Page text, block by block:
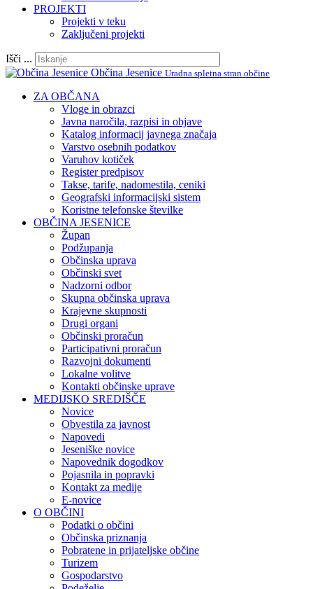
PROJEKTI
Projekti v teku
Zaključeni projekti
Išči ...
Občina Jesenice Uradna spletna stran občine
ZA OBČANA
Vloge in obrazci
Javna naročila, razpisi in objave
Katalog informacij javnega značaja
Varstvo osebnih podatkov
Varuhov kotiček
Register predpisov
Takse, tarife, nadomestila, ceniki
Geografski informacijski sistem
Koristne telefonske številke
OBČINA JESENICE
Župan
Podžupanja
Občinska uprava
Občinski svet
Nadzorni odbor
Skupna občinska uprava
Krajevne skupnosti
Drugi organi
Občinski proračun
Participativni proračun
Razvojni dokumenti
Lokalne volitve
Kontakti občinske uprave
MEDIJSKO SREDIŠČE
Novice
Obvestila za javnost
Napovedi
Jeseniške novice
Napovednik dogodkov
Pojasnila in popravki
Kontakt za medije
E-novice
O OBČINI
Podatki o občini
Občinska priznanja
Pobratene in prijateljske občine
Turizem
Gospodarstvo